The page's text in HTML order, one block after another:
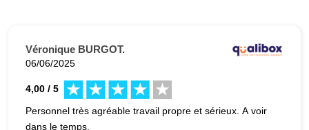
Véronique BURGOT.
06/06/2025
4,00 / 5
Personnel très agréable travail propre et sérieux. A voir
dans le temps.